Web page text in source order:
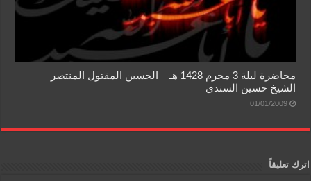
محاضرة ليلة 3 محرم 1428 هـ – الحسين المقتول المنتصر –
الشيخ حسين السندي
01/01/2009
اترك تعليقاً